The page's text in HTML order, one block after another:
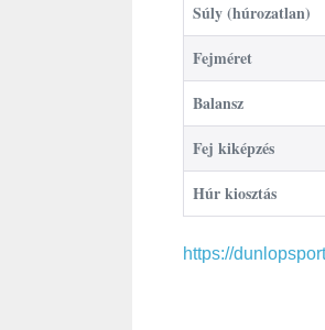
Súly (húrozatlan)
Fejméret
Balansz
Fej kiképzés
Húr kiosztás
https://